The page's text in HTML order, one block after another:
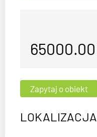
65000.00
LOKALIZACJA